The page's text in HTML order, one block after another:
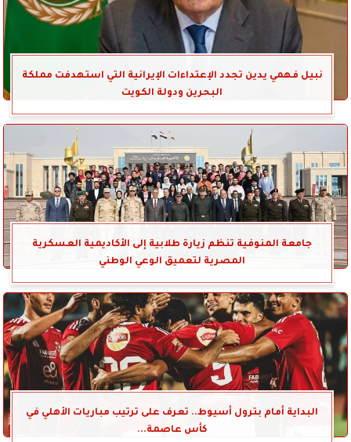
نبيل فهمي يدين تجدد الإعتداءات الإيرانية التي استهدفت مملكة
البحرين ودولة الكويت
جامعة المنوفية تنظم زيارة طلابية إلى الأكاديمية العسكرية
المصرية لتعميق الوعي الوطني
البداية أمام بترول أسيوط.. تعرف على ترتيب مباريات الأهلي في
كأس عاصمة...